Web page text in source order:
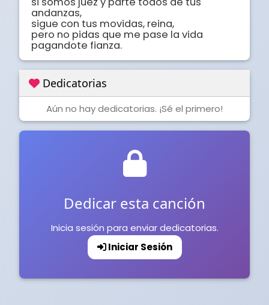
andanzas,
sigue con tus movidas, reina,
pero no pidas que me pase la vida
pagandote fianza.
Dedicatorias
Aún no hay dedicatorias. ¡Sé el primero!
Dedicar esta canción
Inicia sesión para enviar dedicatorias.
Iniciar Sesión